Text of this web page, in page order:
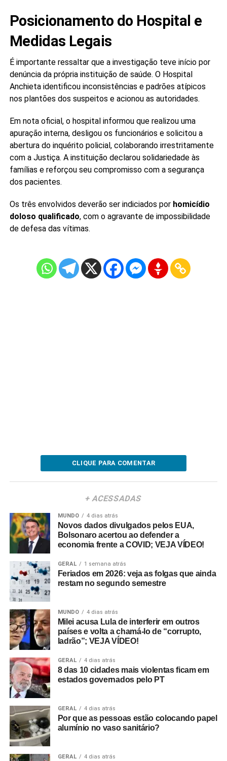
Posicionamento do Hospital e
Medidas Legais
É importante ressaltar que a investigação teve início por
denúncia da própria instituição de saúde. O Hospital
Anchieta identificou inconsistências e padrões atípicos
nos plantões dos suspeitos e acionou as autoridades.
Em nota oficial, o hospital informou que realizou uma
apuração interna, desligou os funcionários e solicitou a
abertura do inquérito policial, colaborando irrestritamente
com a Justiça. A instituição declarou solidariedade às
famílias e reforçou seu compromisso com a segurança
dos pacientes.
Os três envolvidos deverão ser indiciados por homicídio
doloso qualificado, com o agravante de impossibilidade
de defesa das vítimas.
CLIQUE PARA COMENTAR
+ ACESSADAS
MUNDO 4 dias atrás
Novos dados divulgados pelos EUA,
Bolsonaro acertou ao defender a
economia frente a COVID; VEJA VÍDEO!
GERAL 1 semana atrás
Feriados em 2026: veja as folgas que ainda
restam no segundo semestre
MUNDO 4 dias atrás
Milei acusa Lula de interferir em outros
países e volta a chamá-lo de “corrupto,
ladrão”; VEJA VÍDEO!
GERAL 4 dias atrás
8 das 10 cidades mais violentas ficam em
estados governados pelo PT
GERAL 4 dias atrás
Por que as pessoas estão colocando papel
alumínio no vaso sanitário?
GERAL 4 dias atrás